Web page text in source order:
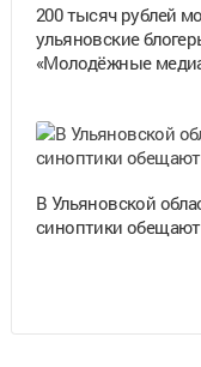
200 тысяч рублей
ульяновские
«Молодёжные
В Ульяновской
синоптики